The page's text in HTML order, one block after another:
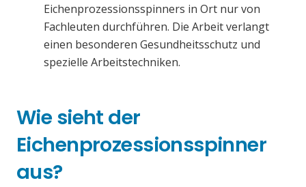
Eichenprozessionsspinners in Ort nur von
Fachleuten durchführen. Die Arbeit verlangt
einen besonderen Gesundheitsschutz und
spezielle Arbeitstechniken.
Wie sieht der
Eichenprozessionsspinner
aus?